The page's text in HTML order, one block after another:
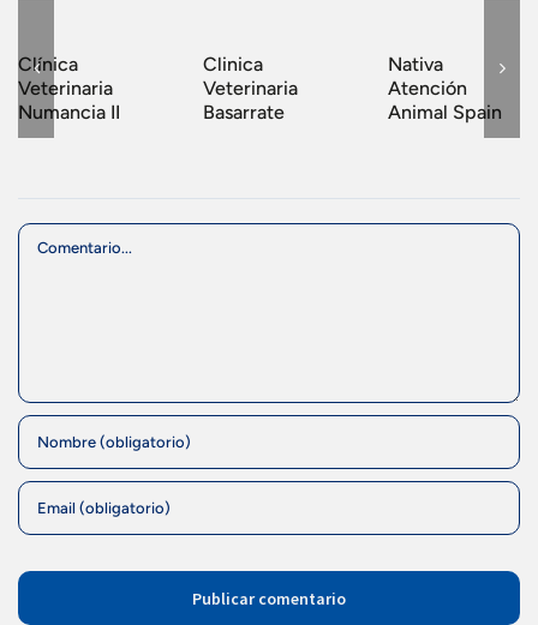
Clínica
Veterinaria
Numancia II
Clinica
Veterinaria
Basarrate
Nativa
Atención
Animal Spain
Comment